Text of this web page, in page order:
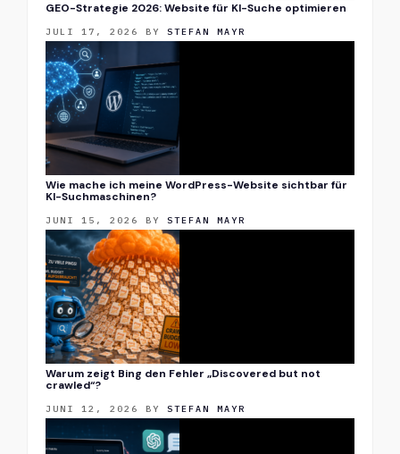
GEO-Strategie 2026: Website für KI-Suche optimieren
JULI 17, 2026 BY STEFAN MAYR
Wie mache ich meine WordPress-Website sichtbar für
KI-Suchmaschinen?
JUNI 15, 2026 BY STEFAN MAYR
Warum zeigt Bing den Fehler „Discovered but not
crawled“?
JUNI 12, 2026 BY STEFAN MAYR